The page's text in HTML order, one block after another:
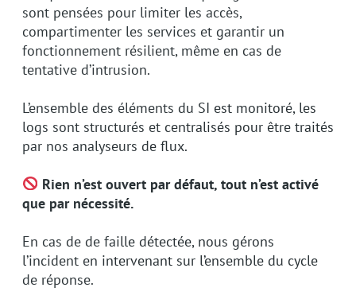
sont pensées pour limiter les accès,
compartimenter les services et garantir un
fonctionnement résilient, même en cas de
tentative d’intrusion.
L’ensemble des éléments du SI est monitoré, les
logs sont structurés et centralisés pour être traités
par nos analyseurs de flux.
Rien n’est ouvert par défaut, tout n’est activé
que par nécessité.
En cas de de faille détectée, nous gérons
l’incident en intervenant sur l’ensemble du cycle
de réponse.